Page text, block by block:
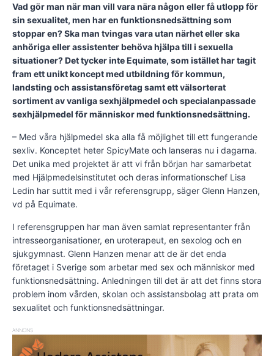
Vad gör man när man vill vara nära någon eller få utlopp för
sin sexualitet, men har en funktionsnedsättning som
stoppar en? Ska man tvingas vara utan närhet eller ska
anhöriga eller assistenter behöva hjälpa till i sexuella
situationer? Det tycker inte Equimate, som istället har tagit
fram ett unikt koncept med utbildning för kommun,
landsting och assistansföretag samt ett välsorterat
sortiment av vanliga sexhjälpmedel och specialanpassade
sexhjälpmedel för människor med funktionsnedsättning.
– Med våra hjälpmedel ska alla få möjlighet till ett fungerande
sexliv. Konceptet heter SpicyMate och lanseras nu i dagarna.
Det unika med projektet är att vi från början har samarbetat
med Hjälpmedelsinstitutet och deras informationschef Lisa
Ledin har suttit med i vår referensgrupp, säger Glenn Hanzen,
vd på Equimate.
I referensgruppen har man även samlat representanter från
intresseorganisationer, en uroterapeut, en sexolog och en
sjukgymnast. Glenn Hanzen menar att de är det enda
företaget i Sverige som arbetar med sex och människor med
funktionsnedsättning. Anledningen till det är att det finns stora
problem inom vården, skolan och assistansbolag att prata om
sexualitet och funktionsnedsättningar.
ANNONS